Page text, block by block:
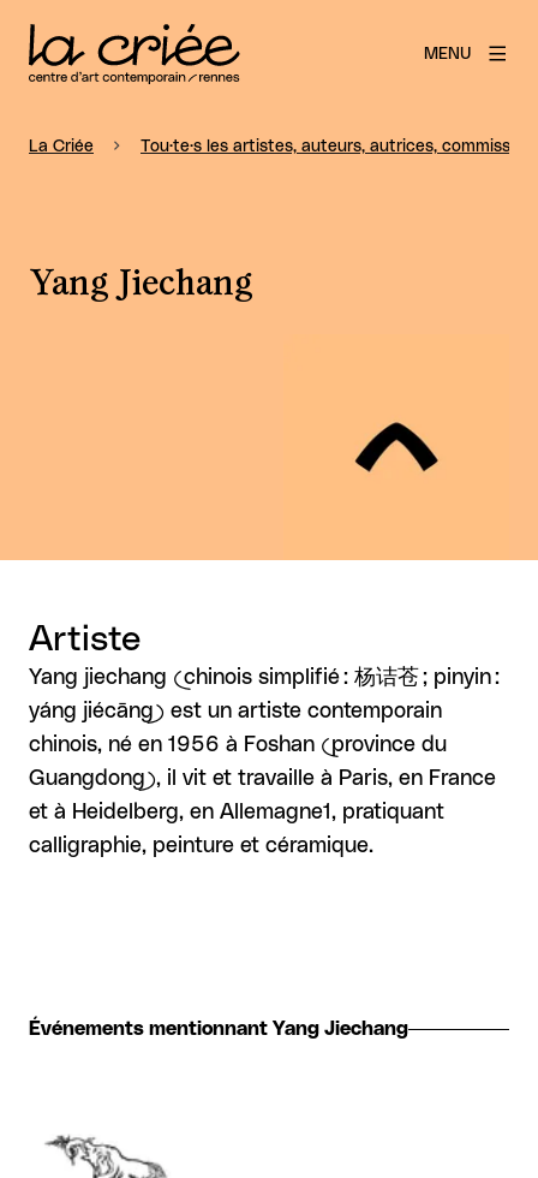
MENU
La Criée Tou·te·s les artistes, auteurs, autrices,
Yang Jiechang
Artiste
Yang jiechang (chinois simplifié : 杨诘苍 ; pinyin :
yáng jiécāng) est un artiste contemporain
chinois, né en 1956 à Foshan (province du
Guangdong), il vit et travaille à Paris, en France
et à Heidelberg, en Allemagne1, pratiquant
calligraphie, peinture et céramique.
Événements mentionnant Yang Jiechang